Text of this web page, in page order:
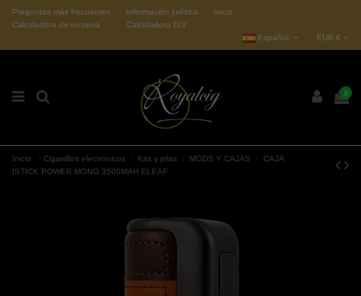
Preguntas más frecuentes Información jurídica
Inicio
Calculadora de nicotina
Calculadora DIY
Español
EUR €
0
Inicio Cigarrillos electrónicos Kits y pilas MODS Y CAJAS
CAJA
ISTICK POWER MONO 3500MAH ELEAF